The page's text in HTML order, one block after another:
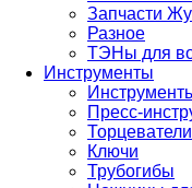
Запчасти
Разное
ТЭНы для
Инструменты
Пресс-
Торцеватели
Ключи
Трубогибы